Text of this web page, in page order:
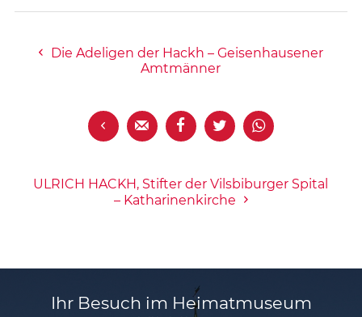
Die Adeligen der Hackh – Geisenhausener
Amtmänner
    
ULRICH HACKH, Stifter der Vilsbiburger Spital
– Katharinenkirche
Ihr Besuch im Heimatmuseum